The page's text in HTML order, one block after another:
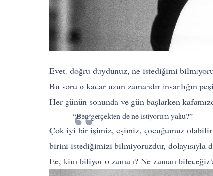
Evet, doğru duydunuz, ne istediğimi
Bu soru o kadar uzun zamandır insanlığın
Her günün sonunda ve gün başlarken
“Ben gerçekten de ne istiyorum yahu?”
Çok iyi bir işimiz, eşimiz, çocuğumuz olabilir
birini istediğimizi bilmiyoruzdur, dolayısıyla
Ee, kim biliyor o zaman? Ne zaman